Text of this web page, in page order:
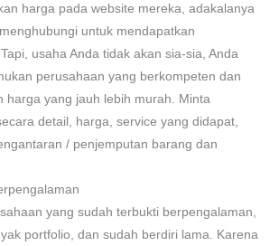
harga pada website mereka, adakalanya
untuk mendapatkan
usaha Anda tidak akan sia-sia, Anda
perusahaan yang berkompeten dan
harga yang jauh lebih murah. Minta
detail, harga, service yang didapat,
/ penjemputan barang dan
yang sudah terbukti berpengalaman,
portfolio, dan sudah berdiri lama. Karena